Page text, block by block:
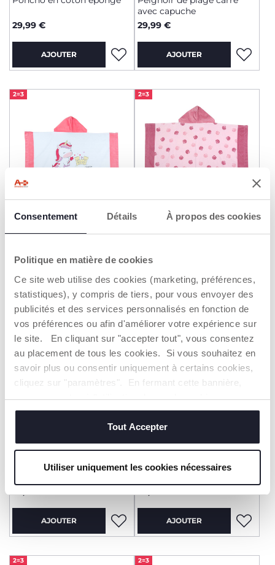
Consentement Détails À propos des cookies
Politique en matière de cookies
Ce site web utilise des cookies (marketing, préférences,
statistiques), y compris de tiers, pour vous envoyer des
publicités et des services personnalisés en fonction de
vos préférences ou afin d'améliorer votre expérience sur
le site. En cliquant sur "accepter tout", vous consentez
au placement de tous les cookies. Si vous souhaitez en
savoir plus ou consentir uniquement à certains cookies,
cliquez sur "paramètres". En fermant cette bannière,
vous consentez à l'utilisation des seuls cookies
techniques, qui sont essentiels au service demandé.
Tout Accepter
Utiliser uniquement les cookies nécessaires
29,99 €
AJOUTER
avec capuche
29,99 €
AJOUTER
2=3
+ COULEURS
Serviette en coton éponge
29,99 €
2=3
+ COULEURS
Serviette en coton éponge
29,99 €
AJOUTER
2=3
+ COULEURS
Poncho en coton éponge
AJOUTER
2=3
+ COULEURS
Poncho en coton éponge
AJOUTER
2=3 2=3